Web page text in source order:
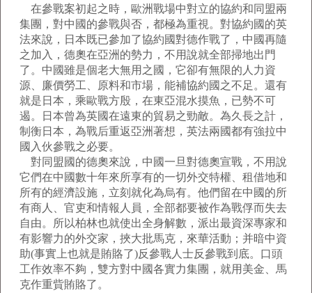
在參戰案初起之時，歐洲戰場中對立的協約和同盟兩
集團，對中國的參戰與否，都極為重視。對協約國的英
法來說，日本既已參加了協約國對德作戰了，中國再隨
之加入，德奧在亞洲的勢力，不用說就全部掃地出門
了。中國雖是個老大無用之國，它卻有無限的人力資
源、廉價勞工、原料和市場，能補協約國之不足。還有
就是日本，乘歐戰方殷，在東亞混水摸魚，已勢不可
遏。日本曾為英國在遠東的貿易之勁敵。為久長之計，
制衡日本，為戰后重返亞洲著想，英法兩國都有強拉中
國入伙參戰之必要。
對同盟國的德奧來說，中國一旦對德奧宣戰，不用說
它們在中國數十年來所享有的一切外交特權、租借地和
所有的經濟設施，立刻就化為烏有。他們留在中國的所
有商人、官吏和情報人員，全部都要被作為戰俘而失去
自由。所以柏林也就使出全身解數，派出最資深專家和
有影響力的外交家，挾大批馬克，來華活動；并暗中資
助(事實上也就是賄賂了)反參戰人士反參戰到底。口頭
工作效率不夠，雙方對中國各實力集團，就用美金、馬
克作重貲賄賂了。